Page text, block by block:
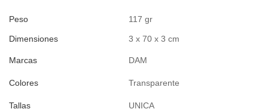
Peso 117 gr
Dimensiones 3 x 70 x 3 cm
Marcas DAM
Colores Transparente
Tallas UNICA